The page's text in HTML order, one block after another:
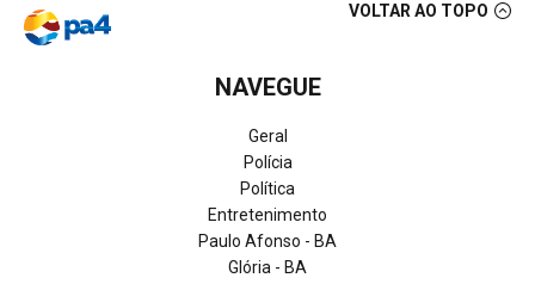
VOLTAR AO TOPO
NAVEGUE
Geral
Polícia
Política
Entretenimento
Paulo Afonso - BA
Glória - BA